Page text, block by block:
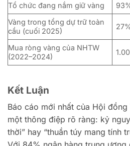
Tổ chức đang nắm giữ vàng
Vàng trong tổng dự trữ toàn
cầu (cuối 2025)
Mua ròng vàng của NHTW
(2022–2024)
Kết Luận
Báo cáo mới nhất của Hội
một thông điệp rõ ràng: kỷ
thời” hay “thuần túy mang tính